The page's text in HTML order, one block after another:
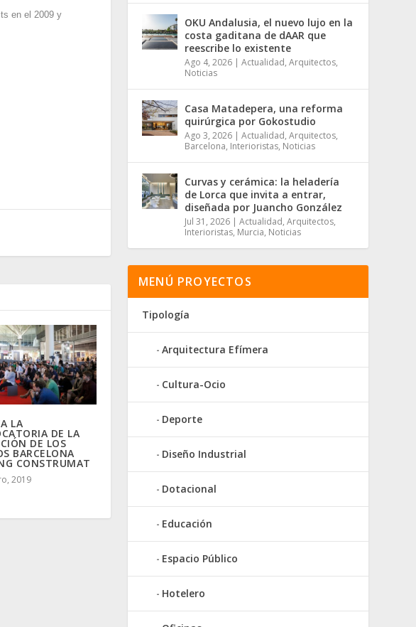
en el 2009 y
LA
DE LA
DE LOS
BARCELONA
CONSTRUMAT
2019
OKU Andalusia, el nuevo lujo en la
costa gaditana de dAAR que
reescribe lo existente
Ago 4, 2026 | Actualidad, Arquitectos,
Noticias
Casa Matadepera, una reforma
quirúrgica por Gokostudio
Ago 3, 2026 | Actualidad, Arquitectos,
Barcelona, Interioristas, Noticias
Curvas y cerámica: la heladería
de Lorca que invita a entrar,
diseñada por Juancho González
Jul 31, 2026 | Actualidad, Arquitectos,
Interioristas, Murcia, Noticias
MENÚ PROYECTOS
Tipología
Arquitectura Efímera
Cultura-Ocio
Deporte
Diseño Industrial
Dotacional
Educación
Espacio Público
Hotelero